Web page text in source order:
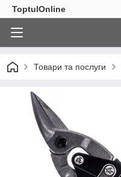
ToptulOnline
Товари та послуги